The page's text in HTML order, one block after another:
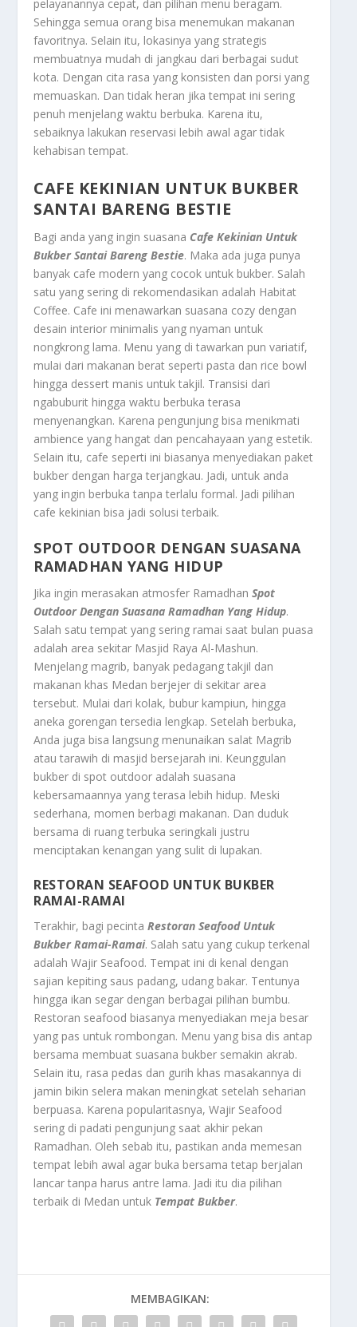
pelayanannya cepat, dan pilihan menu beragam.
Sehingga semua orang bisa menemukan makanan
favoritnya. Selain itu, lokasinya yang strategis
membuatnya mudah di jangkau dari berbagai sudut
kota. Dengan cita rasa yang konsisten dan porsi yang
memuaskan. Dan tidak heran jika tempat ini sering
penuh menjelang waktu berbuka. Karena itu,
sebaiknya lakukan reservasi lebih awal agar tidak
kehabisan tempat.
CAFE KEKINIAN UNTUK BUKBER
SANTAI BARENG BESTIE
Bagi anda yang ingin suasana Cafe Kekinian Untuk
Bukber Santai Bareng Bestie. Maka ada juga punya
banyak cafe modern yang cocok untuk bukber. Salah
satu yang sering di rekomendasikan adalah Habitat
Coffee. Cafe ini menawarkan suasana cozy dengan
desain interior minimalis yang nyaman untuk
nongkrong lama. Menu yang di tawarkan pun variatif,
mulai dari makanan berat seperti pasta dan rice bowl
hingga dessert manis untuk takjil. Transisi dari
ngabuburit hingga waktu berbuka terasa
menyenangkan. Karena pengunjung bisa menikmati
ambience yang hangat dan pencahayaan yang estetik.
Selain itu, cafe seperti ini biasanya menyediakan paket
bukber dengan harga terjangkau. Jadi, untuk anda
yang ingin berbuka tanpa terlalu formal. Jadi pilihan
cafe kekinian bisa jadi solusi terbaik.
SPOT OUTDOOR DENGAN SUASANA
RAMADHAN YANG HIDUP
Jika ingin merasakan atmosfer RamadhanSpot
Outdoor Dengan Suasana Ramadhan Yang Hidup.
Salah satu tempat yang sering ramai saat bulan puasa
adalah area sekitar Masjid Raya Al-Mashun.
Menjelang magrib, banyak pedagang takjil dan
makanan khas Medan berjejer di sekitar area
tersebut. Mulai dari kolak, bubur kampiun, hingga
aneka gorengan tersedia lengkap. Setelah berbuka,
Anda juga bisa langsung menunaikan salat Magrib
atau tarawih di masjid bersejarah ini. Keunggulan
bukber di spot outdoor adalah suasana
kebersamaannya yang terasa lebih hidup. Meski
sederhana, momen berbagi makanan. Dan duduk
bersama di ruang terbuka seringkali justru
menciptakan kenangan yang sulit di lupakan.
RESTORAN SEAFOOD UNTUK BUKBER
RAMAI-RAMAI
Terakhir, bagi pecintaRestoran Seafood Untuk
Bukber Ramai-Ramai. Salah satu yang cukup terkenal
adalah Wajir Seafood. Tempat ini di kenal dengan
sajian kepiting saus padang, udang bakar. Tentunya
hingga ikan segar dengan berbagai pilihan bumbu.
Restoran seafood biasanya menyediakan meja besar
yang pas untuk rombongan. Menu yang bisa dis antap
bersama membuat suasana bukber semakin akrab.
Selain itu, rasa pedas dan gurih khas masakannya di
jamin bikin selera makan meningkat setelah seharian
berpuasa. Karena popularitasnya, Wajir Seafood
sering di padati pengunjung saat akhir pekan
Ramadhan. Oleh sebab itu, pastikan anda memesan
tempat lebih awal agar buka bersama tetap berjalan
lancar tanpa harus antre lama. Jadi itu dia pilihan
terbaik di Medan untuk Tempat Bukber.
MEMBAGIKAN: